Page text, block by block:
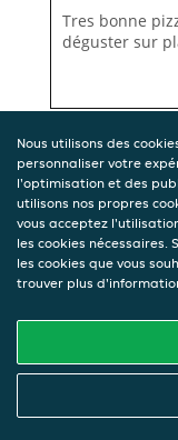
Tres bonne
déguster sur
Nous utilisons des
personnaliser votre
l'optimisation et des
utilisons nos propres
vous acceptez
les cookies nécessaires.
les cookies que vous
trouver plus